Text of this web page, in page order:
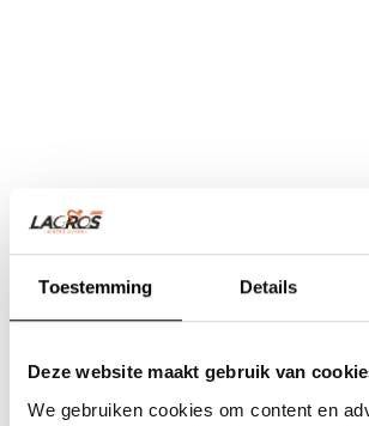
Toestemming Details
Deze website maakt gebruik van
We gebruiken cookies om content en
Team Lacros
Nieuwe Eerdsebaan 16, 5482 VS